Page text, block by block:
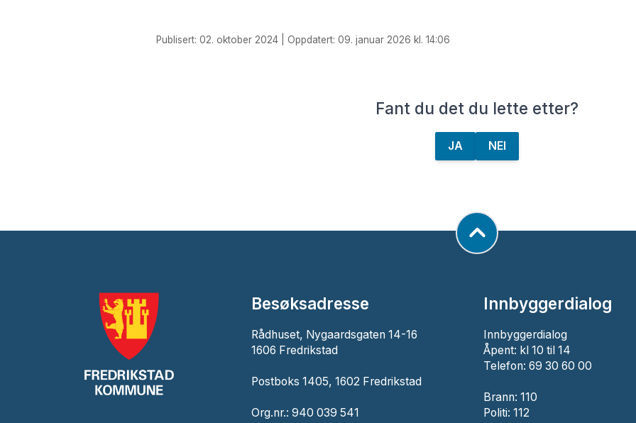
Publisert: 02. oktober 2024 | Oppdatert: 09. januar 2026 kl. 14:06
Fant du det du lette etter?
JA NEI
Besøksadresse
Rådhuset, Nygaardsgaten 14-16
1606 Fredrikstad
Postboks 1405, 1602 Fredrikstad
Org.nr.: 940 039 541
Innbyggerdialog
Innbyggerdialog
Åpent: kl 10 til 14
Telefon: 69 30 60 00
Brann: 110
Politi: 112